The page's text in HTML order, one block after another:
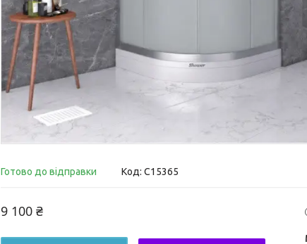
Готово до відправки Код: С15365
9 100 ₴